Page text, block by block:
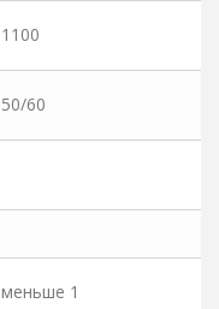
1100
50/60
меньше 1